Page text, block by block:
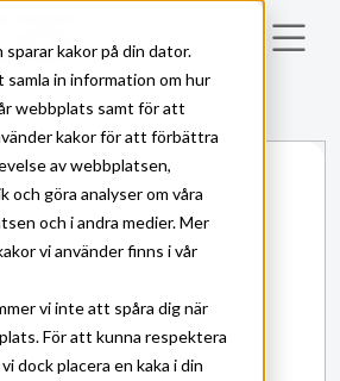
kakor på din dator.
in information om hur
webbplats samt för att
kakor för att förbättra
av webbplatsen,
och göra analyser om våra
och i andra medier. Mer
vi använder finns i vår
vi inte att spåra dig när
För att kunna respektera
dock placera en kaka i din